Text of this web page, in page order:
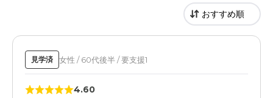
見学済 女性 / 60代後半 / 要支援1
4.60